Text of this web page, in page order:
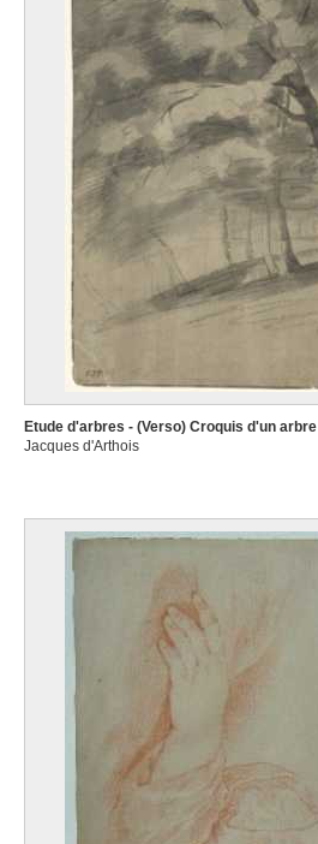
Etude d'arbres - (Verso) Croquis d'un arbre
Jacques d'Arthois